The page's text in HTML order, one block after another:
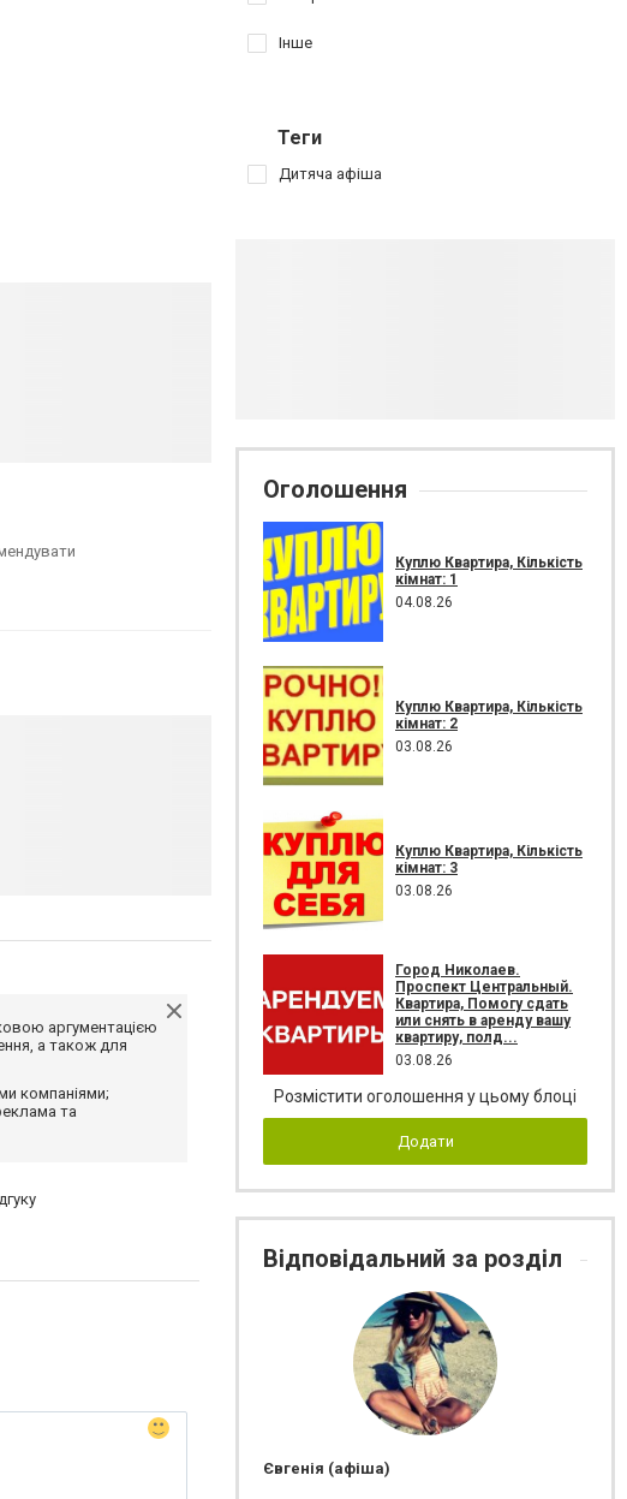
аргументацією
а також для
компаніями;
та
Інше
Теги
Дитяча афіша
Оголошення
Куплю Квартира, Кількість
кімнат: 1
04.08.26
Куплю Квартира, Кількість
кімнат: 2
03.08.26
Куплю Квартира, Кількість
кімнат: 3
03.08.26
Город Николаев.
Проспект Центральный.
Квартира, Помогу сдать
или снять в аренду вашу
квартиру, полд...
03.08.26
Розмістити оголошення у цьому блоці
Додати
Відповідальний за розділ
Євгенія (афіша)